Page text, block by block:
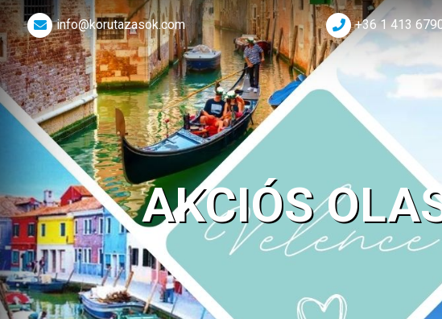
info@korutazasok.com +36 1 413
AKCIÓS